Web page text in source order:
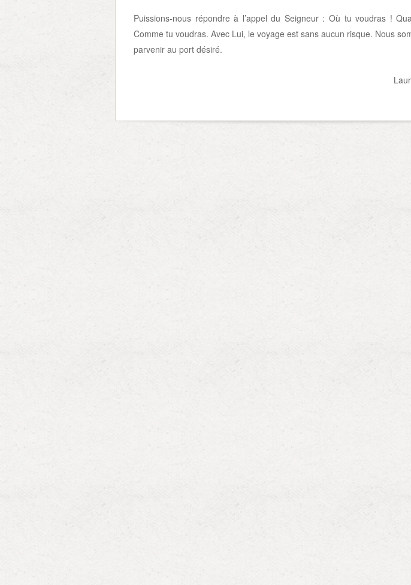
Puissions-nous répondre à l’appel du Seigneur : Où tu voudras !
Comme tu voudras. Avec Lui, le voyage est sans aucun risque. Nous
parvenir au port désiré.